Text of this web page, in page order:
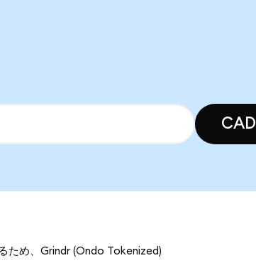
CAD
ため、Grindr (Ondo Tokenized)